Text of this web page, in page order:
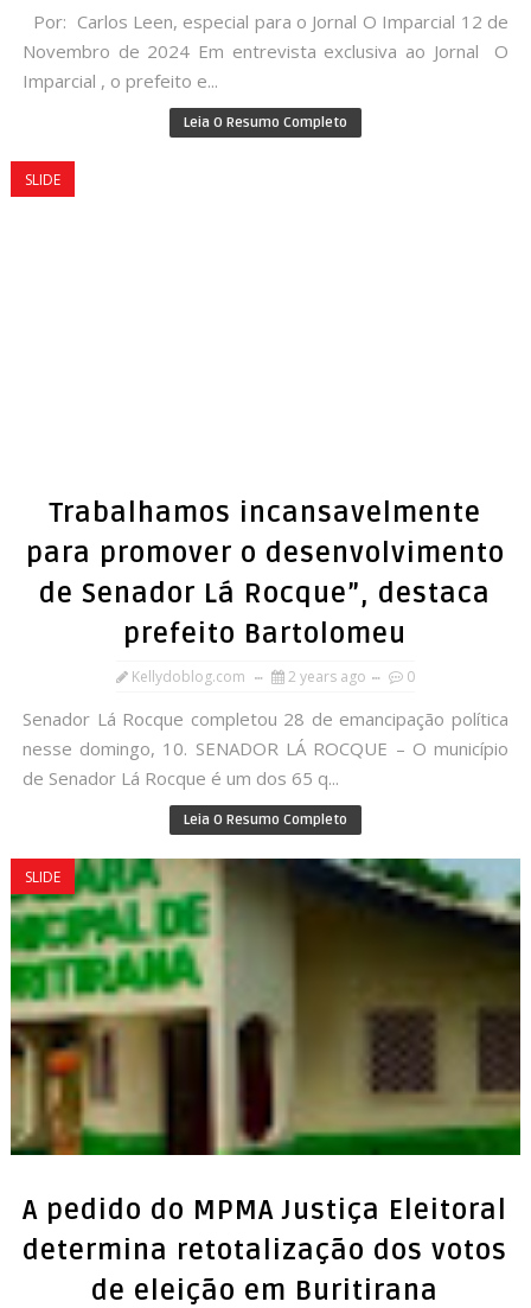
Por: Carlos Leen, especial para o Jornal O Imparcial 12 de
Novembro de 2024 Em entrevista exclusiva ao Jornal O
Imparcial , o prefeito e...
Leia O Resumo Completo
SLIDE
Trabalhamos incansavelmente
para promover o desenvolvimento
de Senador Lá Rocque”, destaca
prefeito Bartolomeu
Kellydoblog.com 2 years ago 0
Senador Lá Rocque completou 28 de emancipação política
nesse domingo, 10. SENADOR LÁ ROCQUE – O município
de Senador Lá Rocque é um dos 65 q...
Leia O Resumo Completo
SLIDE
A pedido do MPMA Justiça Eleitoral
determina retotalização dos votos
de eleição em Buritirana